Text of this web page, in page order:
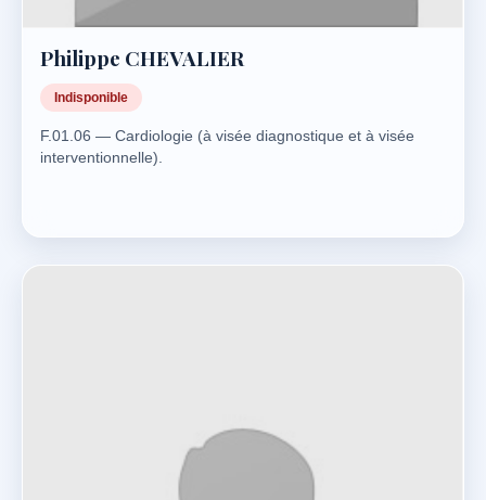
Philippe CHEVALIER
Indisponible
F.01.06 — Cardiologie (à visée diagnostique et à visée
interventionnelle).